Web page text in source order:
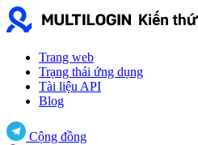
Trang web
Trạng thái ứng dụng
Tài liệu API
Blog
Cộng đồng